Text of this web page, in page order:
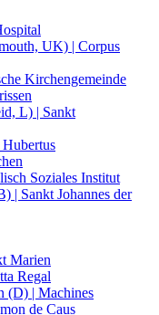
UK) | Corpus
Kirchengemeinde
L) | Sankt
Soziales Institut
| Sankt Johannes der
Marien
Regal
(D) | Machines
de Caus